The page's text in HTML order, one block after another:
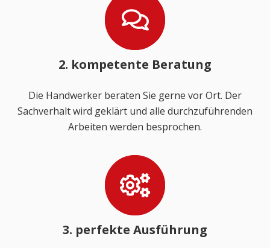
2. kompetente Beratung
Die Handwerker beraten Sie gerne vor Ort. Der
Sachverhalt wird geklärt und alle durchzuführenden
Arbeiten werden besprochen.
3. perfekte Ausführung